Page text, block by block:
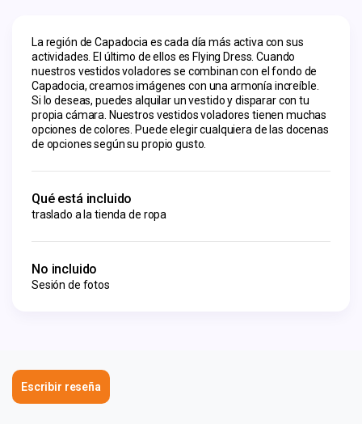
La región de Capadocia es cada día más activa con sus
actividades. El último de ellos es Flying Dress. Cuando
nuestros vestidos voladores se combinan con el fondo de
Capadocia, creamos imágenes con una armonía increíble.
Si lo deseas, puedes alquilar un vestido y disparar con tu
propia cámara. Nuestros vestidos voladores tienen muchas
opciones de colores. Puede elegir cualquiera de las docenas
de opciones según su propio gusto.
Qué está incluido
traslado a la tienda de ropa
No incluido
Sesión de fotos
Escribir reseña